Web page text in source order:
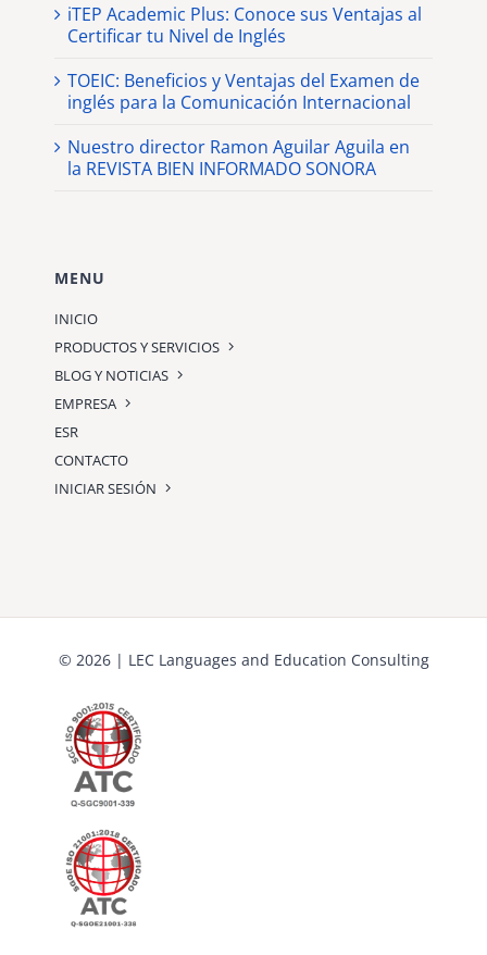
iTEP Academic Plus: Conoce sus Ventajas al
Certificar tu Nivel de Inglés
TOEIC: Beneficios y Ventajas del Examen de
inglés para la Comunicación Internacional
Nuestro director Ramon Aguilar Aguila en
la REVISTA BIEN INFORMADO SONORA
MENU
INICIO
PRODUCTOS Y SERVICIOS
BLOG Y NOTICIAS
EMPRESA
ESR
CONTACTO
INICIAR SESIÓN
© 2026 | LEC Languages and Education Consulting